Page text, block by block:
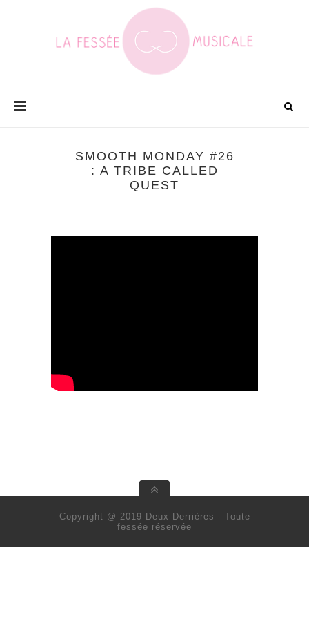
SMOOTH MONDAY #26
: A TRIBE CALLED
QUEST
Copyright @ 2019 Deux Derrières - Toute
fessée réservée